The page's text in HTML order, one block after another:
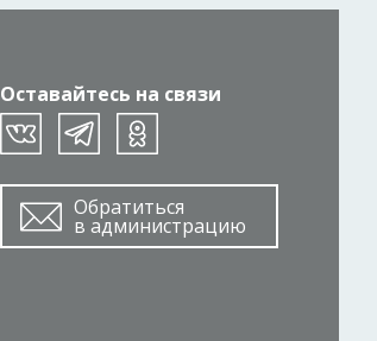
Оставайтесь на связи
Обратиться
в администрацию